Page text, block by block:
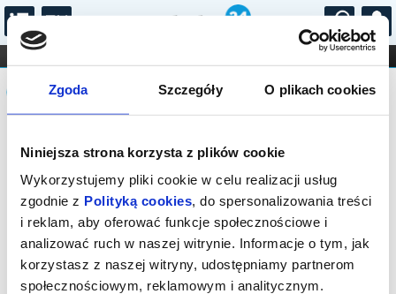
Zgoda Szczegóły O plikach cookies
Niniejsza strona korzysta z plików cookie
Wykorzystujemy pliki cookie w celu realizacji usług
zgodnie z Polityką cookies, do spersonalizowania treści
i reklam, aby oferować funkcje społecznościowe i
analizować ruch w naszej witrynie. Informacje o tym, jak
korzystasz z naszej witryny, udostępniamy partnerom
społecznościowym, reklamowym i analitycznym.
...
FILHARMONIA OPERA I BALET
STAND-UP
DLA DZIECI
Komunikat
Sprzedaż on-line została zakończona,
sprawdź dostępność biletów w kasie.